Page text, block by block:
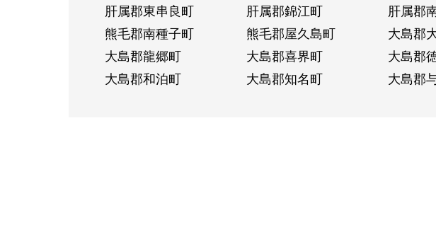
肝属郡東串良町
肝属郡錦江町 肝属郡
熊毛郡南種子町
熊毛郡屋久島町 大島郡
大島郡龍郷町
大島郡喜界町 大島郡
大島郡和泊町
大島郡知名町 大島郡